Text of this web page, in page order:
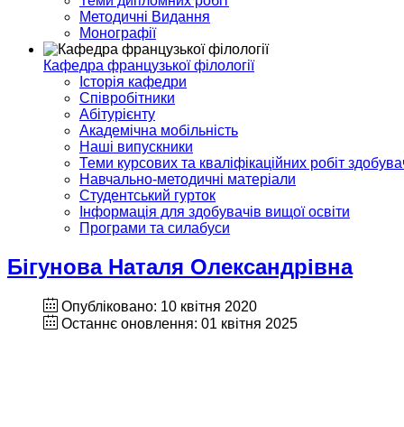
Методичні Видання
Монографії
Кафедра французької філології
Історія кафедри
Співробітники
Абітурієнту
Академічна мобільність
Наші випускники
Теми курсових та кваліфікаційних робіт
Навчально-методичні матеріали
Студентський гурток
Інформація для здобувачів вищої освіти
Програми та силабуси
Бігунова Наталя Олександрівна
Опубліковано: 10 квітня 2020
Останнє оновлення: 01 квітня 2025